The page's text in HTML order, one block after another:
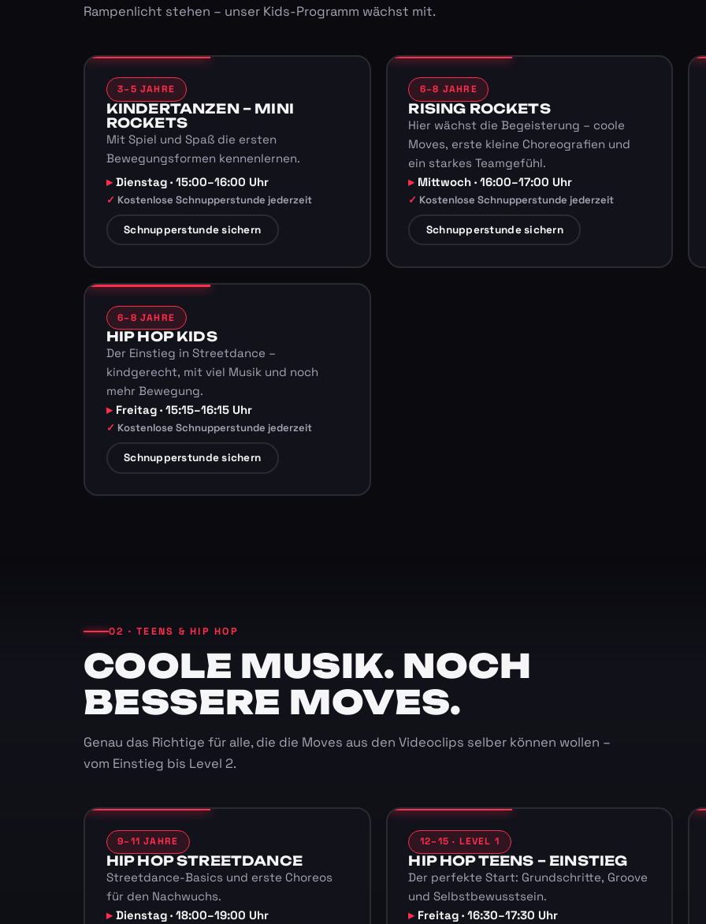
Rampenlicht stehen – unser Kids-Programm wächst mit.
3–5 JAHRE
KINDERTANZEN – MINI
ROCKETS
Mit Spiel und Spaß die ersten
Bewegungsformen kennenlernen.
Dienstag · 15:00–16:00 Uhr
Kostenlose Schnupperstunde jederzeit
Schnupperstunde sichern
6–8 JAHRE
RISING ROCKETS
Hier wächst die Begeisterung – coole
Moves, erste kleine Choreografien und
ein starkes Teamgefühl.
Mittwoch · 16:00–17:00 Uhr
Kostenlose Schnupperstunde jederzeit
Schnupperstunde sichern
6–8 JAHRE
HIP HOP KIDS
Der Einstieg in Streetdance –
kindgerecht, mit viel Musik und noch
mehr Bewegung.
Freitag · 15:15–16:15 Uhr
Kostenlose Schnupperstunde jederzeit
Schnupperstunde sichern
02 · TEENS & HIP HOP
COOLE MUSIK. NOCH
BESSERE MOVES.
Genau das Richtige für alle, die die Moves aus den Videoclips selber können wollen –
vom Einstieg bis Level 2.
9–11 JAHRE
HIP HOP STREETDANCE
Streetdance-Basics und erste Choreos
für den Nachwuchs.
Dienstag · 18:00–19:00 Uhr
12–15 · LEVEL 1
HIP HOP TEENS – EINSTIEG
Der perfekte Start: Grundschritte, Groove
und Selbstbewusstsein.
Freitag · 16:30–17:30 Uhr